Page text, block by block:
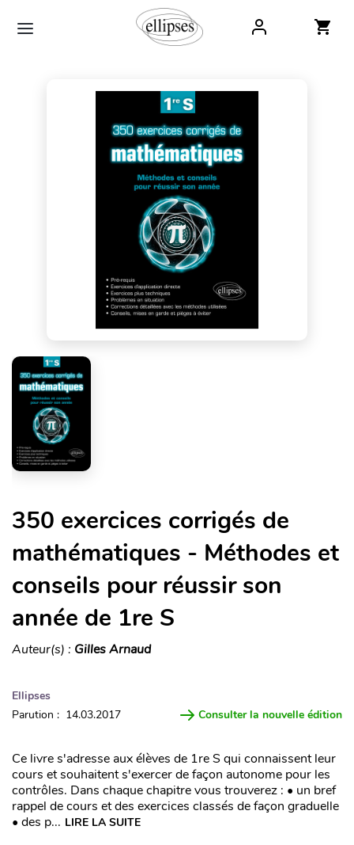
350 exercices corrigés de
mathématiques - Méthodes et
conseils pour réussir son
année de 1re S
Auteur(s) : Gilles Arnaud
Ellipses
Parution : 14.03.2017
Consulter la nouvelle édition
Ce livre s'adresse aux élèves de 1re S qui connaissent leur
cours et souhaitent s'exercer de façon autonome pour les
contrôles. Dans chaque chapitre vous trouverez : • un bref
rappel de cours et des exercices classés de façon graduelle
• des p... LIRE LA SUITE